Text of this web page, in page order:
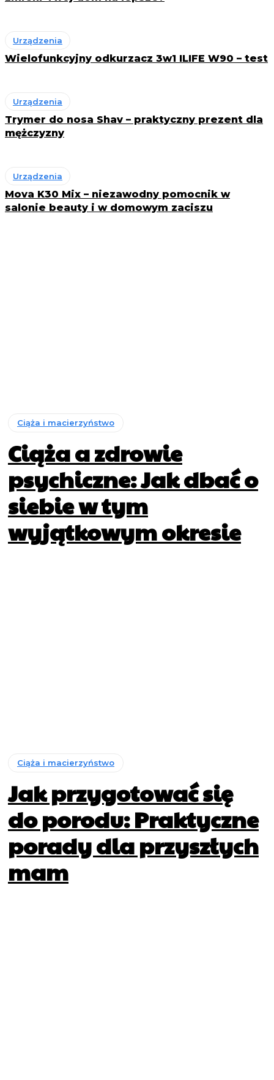
Urządzenia
Wielofunkcyjny odkurzacz 3w1 ILIFE W90 – test
Urządzenia
Trymer do nosa Shav – praktyczny prezent dla
mężczyzny
Urządzenia
Mova K30 Mix – niezawodny pomocnik w
salonie beauty i w domowym zaciszu
Ciąża i macierzyństwo
Ciąża a zdrowie
psychiczne: Jak dbać o
siebie w tym
wyjątkowym okresie
Ciąża i macierzyństwo
Jak przygotować się
do porodu: Praktyczne
porady dla przyszłych
mam